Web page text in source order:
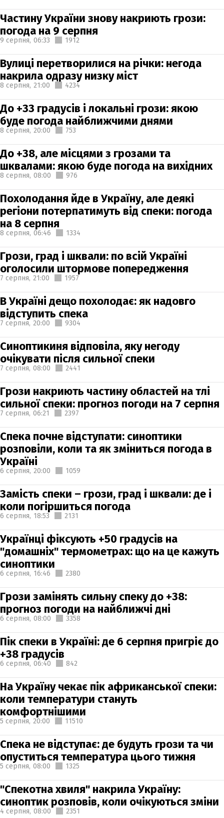
Частину України знову накриють грози:
погода на 9 серпня
9 серпня, 06:33 1912
Вулиці перетворилися на річки: негода
накрила одразу низку міст
8 серпня, 21:00 4234
До +33 градусів і локальні грози: якою
буде погода найближчими днями
8 серпня, 20:00 753
До +38, але місцями з грозами та
шквалами: якою буде погода на вихідних
8 серпня, 08:00 976
Похолодання йде в Україну, але деякі
регіони потерпатимуть від спеки: погода
на 8 серпня
8 серпня, 06:46 1334
Грози, град і шквали: по всій Україні
оголосили штормове попередження
7 серпня, 21:00 1957
В Україні дещо похолодає: як надовго
відступить спека
7 серпня, 20:00 9304
Синоптикиня відповіла, яку негоду
очікувати після сильної спеки
7 серпня, 08:00 2441
Грози накриють частину областей на тлі
сильної спеки: прогноз погоди на 7 серпня
7 серпня, 06:21 2397
Спека почне відступати: синоптики
розповіли, коли та як зміниться погода в
Україні
6 серпня, 20:00 1059
Замість спеки – грози, град і шквали: де і
коли погіршиться погода
6 серпня, 18:53 2131
Українці фіксують +50 градусів на
"домашніх" термометрах: що на це кажуть
синоптики
6 серпня, 16:46 2380
Грози замінять сильну спеку до +38:
прогноз погоди на найближчі дні
6 серпня, 08:00 3358
Пік спеки в Україні: де 6 серпня пригріє до
+38 градусів
6 серпня, 06:40 842
На Україну чекає пік африканської спеки:
коли температури стануть
комфортнішими
5 серпня, 20:00 11510
Спека не відступає: де будуть грози та чи
опуститься температура цього тижня
5 серпня, 08:00 1325
"Спекотна хвиля" накрила Україну:
синоптик розповів, коли очікуються зміни
4 серпня, 08:00 2351